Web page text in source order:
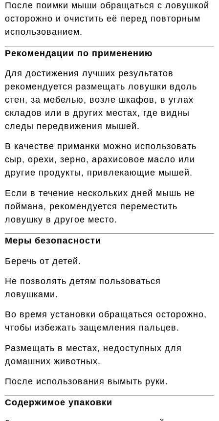
После поимки мыши обращаться с ловушкой
осторожно и очистить её перед повторным
использованием.
Рекомендации по применению
Для достижения лучших результатов
рекомендуется размещать ловушки вдоль
стен, за мебелью, возле шкафов, в углах
складов или в других местах, где видны
следы передвижения мышей.
В качестве приманки можно использовать
сыр, орехи, зерно, арахисовое масло или
другие продукты, привлекающие мышей.
Если в течение нескольких дней мышь не
поймана, рекомендуется переместить
ловушку в другое место.
Меры безопасности
Беречь от детей.
Не позволять детям пользоваться
ловушками.
Во время установки обращаться осторожно,
чтобы избежать защемления пальцев.
Размещать в местах, недоступных для
домашних животных.
После использования вымыть руки.
Содержимое упаковки